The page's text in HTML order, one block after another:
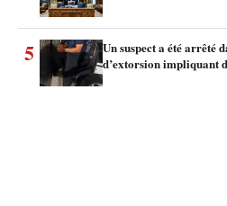
5
Un suspect a été arrêté
d’extorsion impliquant